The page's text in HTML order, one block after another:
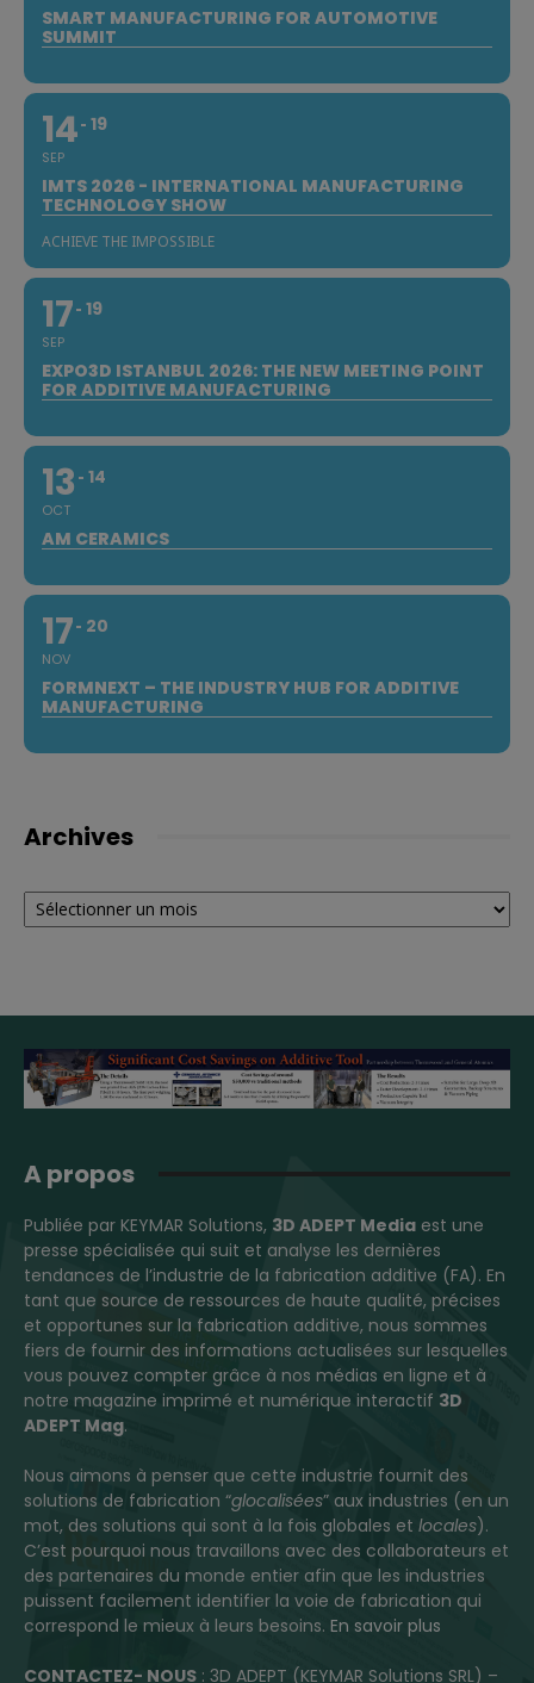
SMART MANUFACTURING FOR AUTOMOTIVE
SUMMIT
14
SEP
19
IMTS 2026 - INTERNATIONAL MANUFACTURING
TECHNOLOGY SHOW
ACHIEVE THE IMPOSSIBLE
17
SEP
19
EXPO3D ISTANBUL 2026: THE NEW MEETING POINT
FOR ADDITIVE MANUFACTURING
13
OCT
14
AM CERAMICS
17
NOV
20
FORMNEXT – THE INDUSTRY HUB FOR ADDITIVE
MANUFACTURING
Archives
Archives
A propos
Publiée par KEYMAR Solutions, 3D ADEPT Media est une
presse spécialisée qui suit et analyse les dernières
tendances de l’industrie de la fabrication additive (FA). En
tant que source de ressources de haute qualité, précises
et opportunes sur la fabrication additive, nous sommes
fiers de fournir des informations actualisées sur lesquelles
vous pouvez compter grâce à nos médias en ligne et à
notre magazine imprimé et numérique interactif 3D
ADEPT Mag.
Nous aimons à penser que cette industrie fournit des
solutions de fabrication “glocalisées” aux industries (en un
mot, des solutions qui sont à la fois globales et locales).
C’est pourquoi nous travaillons avec des collaborateurs et
des partenaires du monde entier afin que les industries
puissent facilement identifier la voie de fabrication qui
correspond le mieux à leurs besoins. En savoir plus
CONTACTEZ- NOUS : 3D ADEPT (KEYMAR Solutions SRL) –